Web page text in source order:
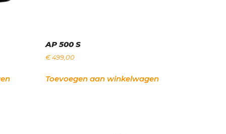
AP 500 S
€499,00
Toevoegen aan winkelwagen